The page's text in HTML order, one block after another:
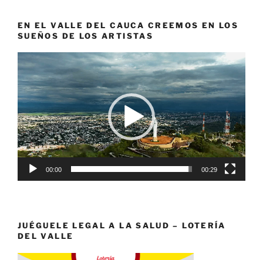
EN EL VALLE DEL CAUCA CREEMOS EN LOS
SUEÑOS DE LOS ARTISTAS
Reproductor
de
vídeo
00:00 00:29
JUÉGUELE LEGAL A LA SALUD – LOTERÍA
DEL VALLE